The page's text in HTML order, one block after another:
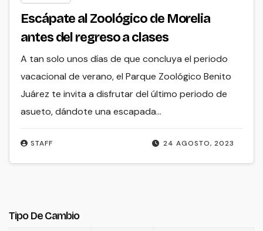
Escápate al Zoológico de Morelia
antes del regreso a clases
24 AGOSTO, 2023
STAFF
A tan solo unos días de que concluya el periodo
vacacional de verano, el Parque Zoológico Benito
Juárez te invita a disfrutar del último periodo de
asueto, dándote una escapada…
Tipo De Cambio